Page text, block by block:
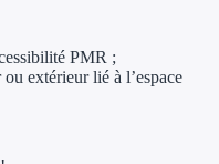
Aides Région
PMR ;
extérieur lié à l’espace